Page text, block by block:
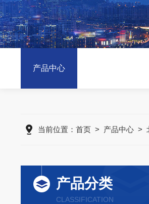
产品中心
当前位置： 首页> 产品中心>
产品分类
CLASSIFICATION